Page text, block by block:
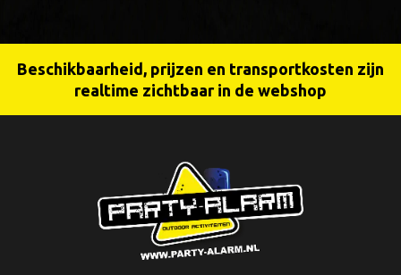
Beschikbaarheid, prijzen en transportkosten zijn
realtime zichtbaar in de webshop